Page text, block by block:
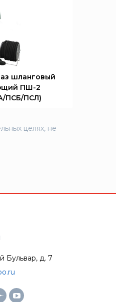
шланговый
ПШ-2
ПСБ/ПСЛ)
целях, не
Бульвар, д. 7